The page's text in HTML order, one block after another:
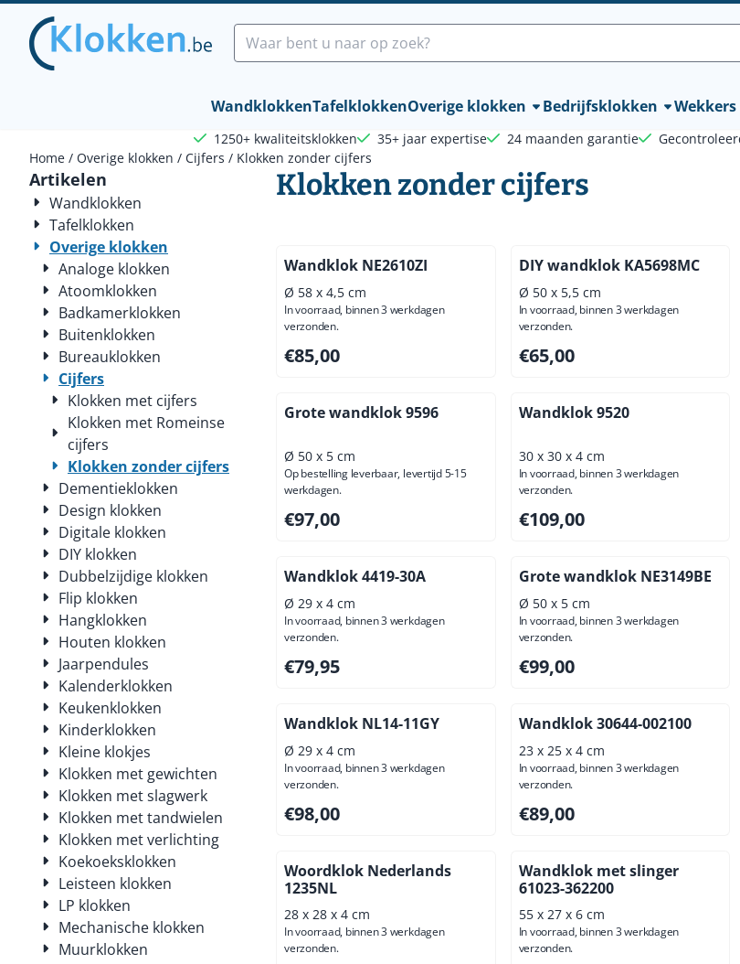
Cookievoorkeuren zijn beschikbaar. Kies instellingen of sta alle cookies toe.
Zoeken
WandklokkenTafelklokkenOverige klokken Bedrijfsklokken Wekkers
1250+ kwaliteitsklokken 35+ jaar expertise 24 maanden garantie
Home / Overige klokken / Cijfers / Klokken zonder cijfers
Artikelen
Wandklokken
Tafelklokken
Overige klokken
Analoge klokken
Atoomklokken
Badkamerklokken
Buitenklokken
Bureauklokken
Cijfers
Klokken met cijfers
Klokken met Romeinse
cijfers
Klokken zonder cijfers
Dementieklokken
Design klokken
Digitale klokken
DIY klokken
Dubbelzijdige klokken
Flip klokken
Hangklokken
Houten klokken
Jaarpendules
Kalenderklokken
Keukenklokken
Kinderklokken
Kleine klokjes
Klokken met gewichten
Klokken met slagwerk
Klokken met tandwielen
Klokken met verlichting
Koekoeksklokken
Leisteen klokken
LP klokken
Mechanische klokken
Muurklokken
Klokken zonder cijfers
Wandklok NE2610ZI
Ø 58 x 4,5 cm
In voorraad, binnen 3 werkdagen
verzonden.
Prijs: 85,00, exclusief btw: 70,25
€85,00
DIY wandklok KA5698MC
Ø 50 x 5,5 cm
In voorraad, binnen 3 werkdagen
verzonden.
Prijs: 65,00, exclusief btw: 53,72
€65,00
Grote wandklok 9596
Ø 50 x 5 cm
Op bestelling leverbaar, levertijd 5-15
werkdagen.
Prijs: 97,00, exclusief btw: 80,17
€97,00
Wandklok 9520
30 x 30 x 4 cm
In voorraad, binnen 3 werkdagen
verzonden.
Prijs: 109,00, exclusief btw: 90,08
€109,00
Wandklok 4419-30A
Ø 29 x 4 cm
In voorraad, binnen 3 werkdagen
verzonden.
Prijs: 79,95, exclusief btw: 66,07
€79,95
Grote wandklok NE3149BE
Ø 50 x 5 cm
In voorraad, binnen 3 werkdagen
verzonden.
Prijs: 99,00, exclusief btw: 81,82
€99,00
Wandklok NL14-11GY
Ø 29 x 4 cm
In voorraad, binnen 3 werkdagen
verzonden.
Prijs: 98,00, exclusief btw: 80,99
€98,00
Wandklok 30644-002100
23 x 25 x 4 cm
In voorraad, binnen 3 werkdagen
verzonden.
Prijs: 89,00, exclusief btw: 73,55
€89,00
Woordklok Nederlands
1235NL
28 x 28 x 4 cm
In voorraad, binnen 3 werkdagen
verzonden.
Wandklok met slinger
61023-362200
55 x 27 x 6 cm
In voorraad, binnen 3 werkdagen
verzonden.